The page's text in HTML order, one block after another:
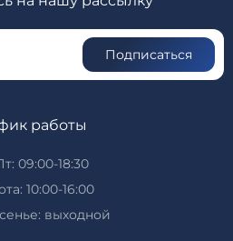
Подписаться
работы
09:00-18:30
10:00-16:00
выходной